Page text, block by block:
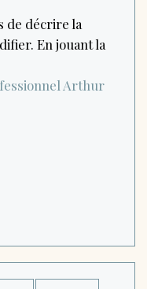
de décrire la
En jouant la
Arthur